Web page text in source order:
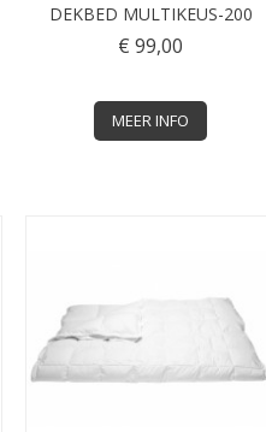
DEKBED MULTIKEUS-200
€ 99,00
MEER INFO